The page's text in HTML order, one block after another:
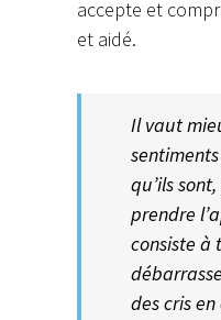
accepte et
et aidé.
Il vaut
qu’ils
prendre
consiste à
des cris